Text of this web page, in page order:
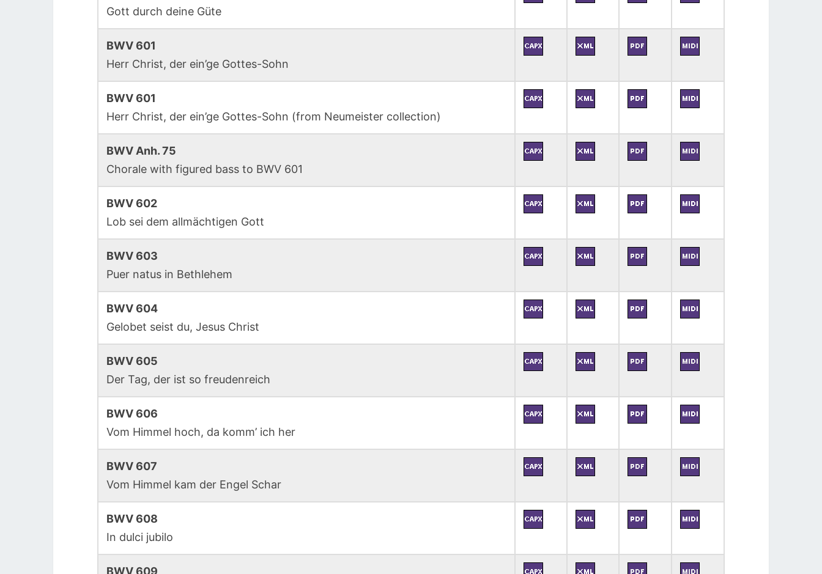
Gott durch deine Güte
BWV 601
Herr Christ, der ein’ge Gottes-Sohn
BWV 601
Herr Christ, der ein’ge Gottes-Sohn (from Neumeister collection)
BWV Anh. 75
Chorale with figured bass to BWV 601
BWV 602
Lob sei dem allmächtigen Gott
BWV 603
Puer natus in Bethlehem
BWV 604
Gelobet seist du, Jesus Christ
BWV 605
Der Tag, der ist so freudenreich
BWV 606
Vom Himmel hoch, da komm’ ich her
BWV 607
Vom Himmel kam der Engel Schar
BWV 608
In dulci jubilo
BWV 609